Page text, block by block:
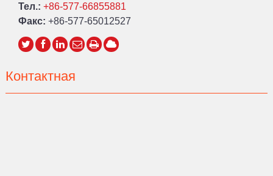
Тел.: +86-577-66855881
Факс: +86-577-65012527
Контактная